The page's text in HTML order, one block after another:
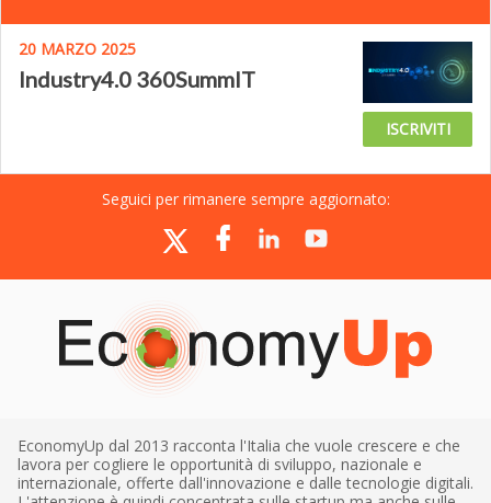
20 MARZO 2025
Industry4.0 360SummIT
ISCRIVITI
Seguici per rimanere sempre aggiornato:
EconomyUp dal 2013 racconta l'Italia che vuole crescere e che
lavora per cogliere le opportunità di sviluppo, nazionale e
internazionale, offerte dall'innovazione e dalle tecnologie digitali.